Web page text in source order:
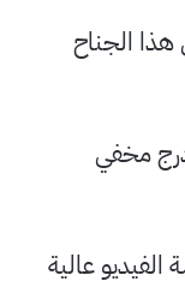
الجناح
مخفي
عالية